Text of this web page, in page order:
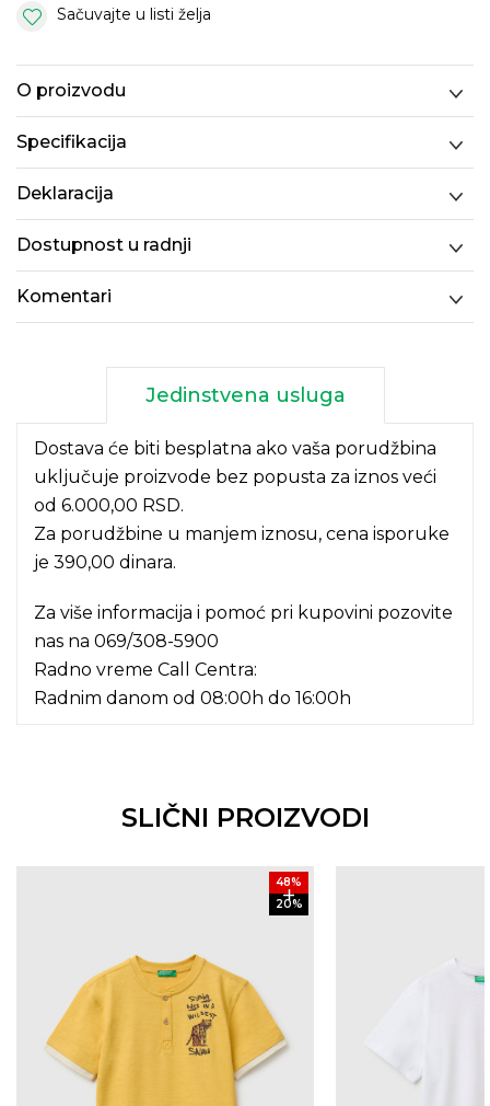
Sačuvajte u listi želja
O proizvodu
Specifikacija
Deklaracija
Dostupnost u radnji
Komentari
Jedinstvena usluga
Dostava će biti besplatna ako vaša porudžbina
uključuje proizvode bez popusta za iznos veći
od 6.000,00 RSD.
Za porudžbine u manjem iznosu, cena isporuke
je 390,00 dinara.
Za više informacija i pomoć pri kupovini pozovite
nas na 069/308-5900
Radno vreme Call Centra:
Radnim danom od 08:00h do 16:00h
SLIČNI PROIZVODI
48%
20%